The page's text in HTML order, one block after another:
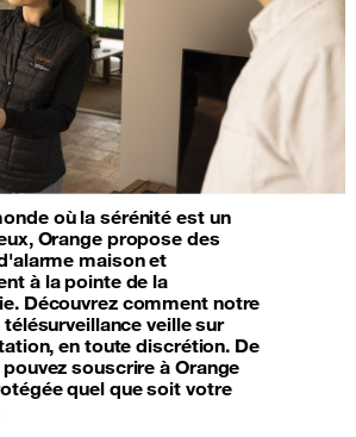
où la sérénité est un
Orange propose des
maison et
à la pointe de la
Découvrez comment notre
veille sur
en toute discrétion. De
souscrire à Orange
quel que soit votre